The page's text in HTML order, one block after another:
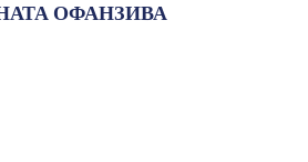
ОФАНЗИВА